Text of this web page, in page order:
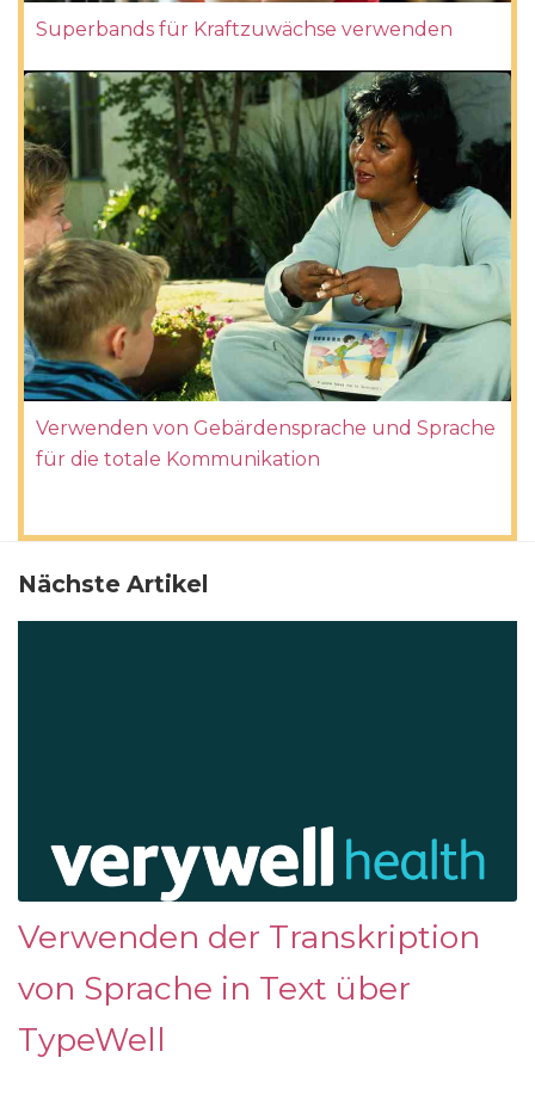
Superbands für Kraftzuwächse verwenden
Verwenden von Gebärdensprache und Sprache
für die totale Kommunikation
Nächste Artikel
Verwenden der Transkription
von Sprache in Text über
TypeWell